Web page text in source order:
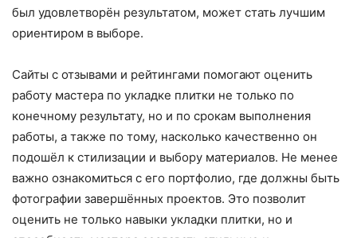
был удовлетворён результатом, может стать лучшим
ориентиром в выборе.
Сайты с отзывами и рейтингами помогают оценить
работу мастера по укладке плитки не только по
конечному результату, но и по срокам выполнения
работы, а также по тому, насколько качественно он
подошёл к стилизации и выбору материалов. Не менее
важно ознакомиться с его портфолио, где должны быть
фотографии завершённых проектов. Это позволит
оценить не только навыки укладки плитки, но и